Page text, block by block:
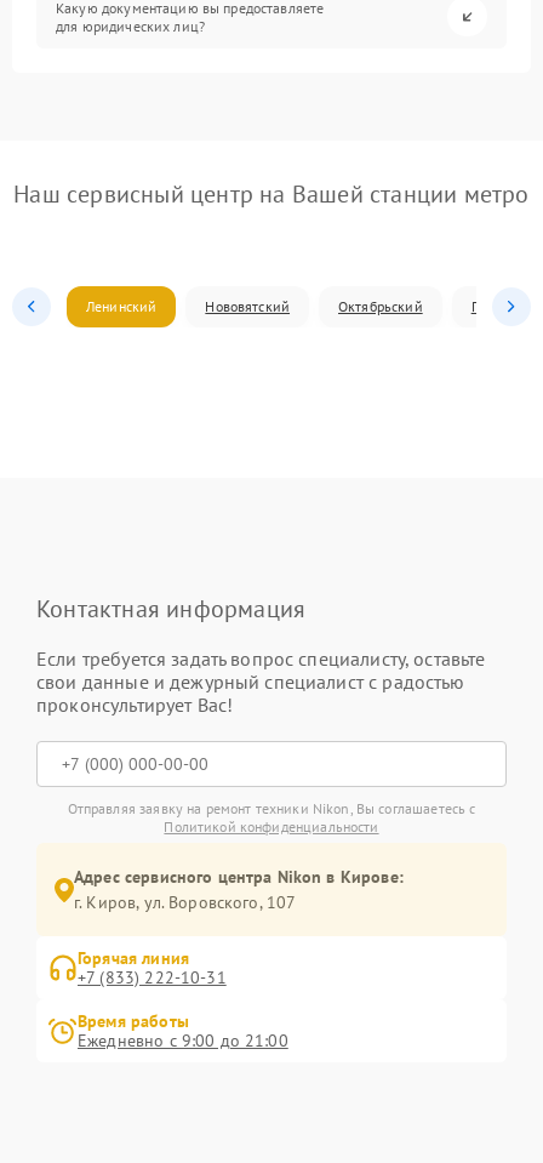
Какую документацию вы предоставляете
для юридических лиц?
Наш сервисный центр на Вашей станции метро
Ленинский Нововятский Октябрьский
Контактная информация
Если требуется задать вопрос специалисту, оставьте
свои данные и дежурный специалист с радостью
проконсультирует Вас!
Отправляя заявку на ремонт техники Nikon, Вы соглашаетесь с
Политикой конфиденциальности
Адрес сервисного центра Nikon в Кирове:
г. Киров, ул. Воровского, 107
Горячая линия
+7 (833) 222-10-31
Время работы
Ежедневно с 9:00 до 21:00